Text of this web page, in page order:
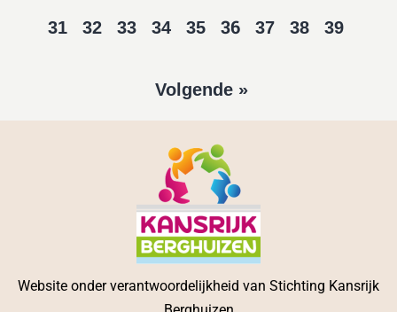
31 32 33 34 35 36 37 38 39
Volgende »
Website onder verantwoordelijkheid van Stichting Kansrijk